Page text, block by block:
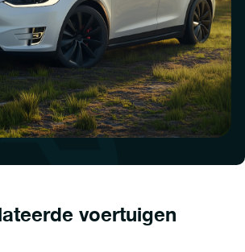
voertuigen